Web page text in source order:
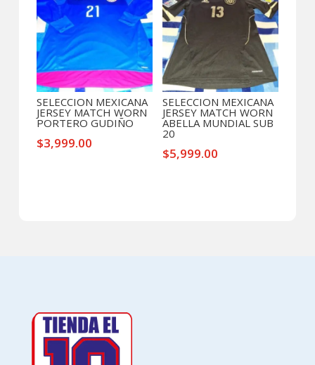
SELECCION MEXICANA
JERSEY MATCH WORN
PORTERO GUDIÑO
$3,999.00
SELECCION MEXICANA
JERSEY MATCH WORN
ABELLA MUNDIAL SUB
20
$5,999.00